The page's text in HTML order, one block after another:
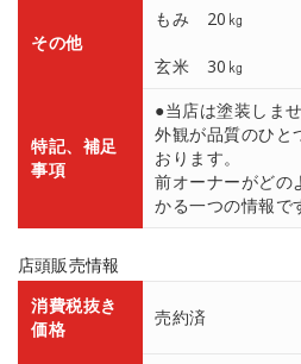
その他
もみ 20㎏
玄米 30㎏
特記、補足
事項
●当店は塗装しませ
外観が品質のひと
おります。
前オーナーがどの
かる一つの情報で
店頭販売情報
消費税抜き
価格
売約済